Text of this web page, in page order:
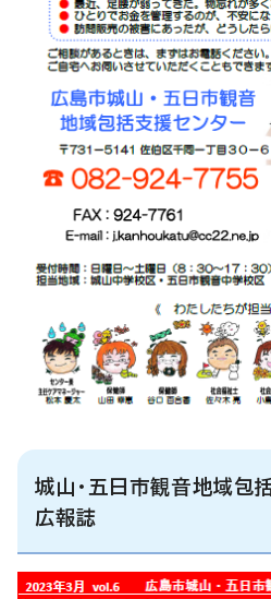
城山・五日市観音地域包
広報誌